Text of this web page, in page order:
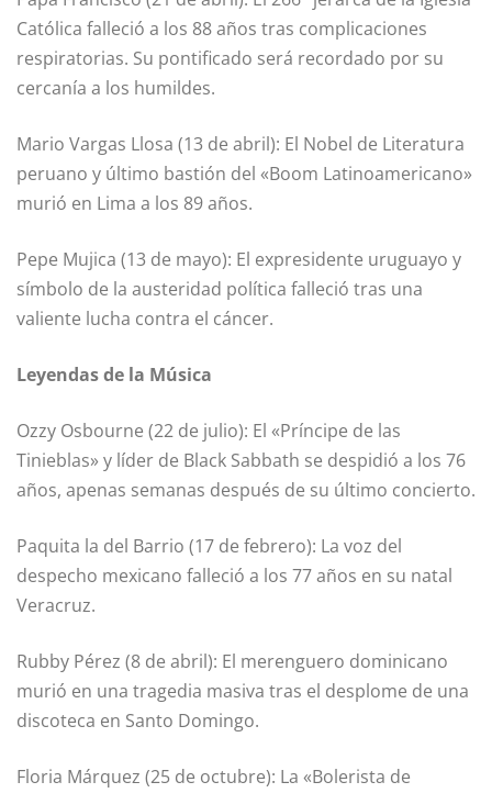
Católica falleció a los 88 años tras complicaciones
respiratorias. Su pontificado será recordado por su
cercanía a los humildes.
Mario Vargas Llosa (13 de abril): El Nobel de Literatura
peruano y último bastión del «Boom Latinoamericano»
murió en Lima a los 89 años.
Pepe Mujica (13 de mayo): El expresidente uruguayo y
símbolo de la austeridad política falleció tras una
valiente lucha contra el cáncer.
Leyendas de la Música
Ozzy Osbourne (22 de julio): El «Príncipe de las
Tinieblas» y líder de Black Sabbath se despidió a los 76
años, apenas semanas después de su último concierto.
Paquita la del Barrio (17 de febrero): La voz del
despecho mexicano falleció a los 77 años en su natal
Veracruz.
Rubby Pérez (8 de abril): El merenguero dominicano
murió en una tragedia masiva tras el desplome de una
discoteca en Santo Domingo.
Floria Márquez (25 de octubre): La «Bolerista de